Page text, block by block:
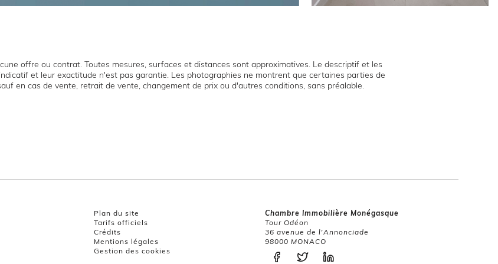
offre ou contrat. Toutes mesures, surfaces et distances sont approximatives. Le descriptif et les
et leur exactitude n'est pas garantie. Les photographies ne montrent que certaines parties de
en cas de vente, retrait de vente, changement de prix ou d'autres conditions, sans préalable.
Plan du site
Tarifs officiels
Crédits
Mentions légales
Gestion des cookies
Chambre Immobilière Monégasque
Tour Odéon
36 avenue de l'Annonciade
98000 MONACO